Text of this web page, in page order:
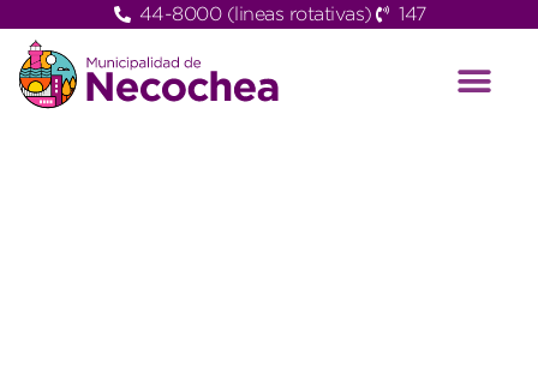
44-8000 (lineas rotativas) 147